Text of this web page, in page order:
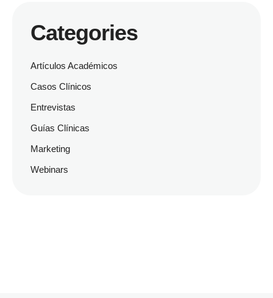
Categories
Artículos Académicos
Casos Clínicos
Entrevistas
Guías Clínicas
Marketing
Webinars